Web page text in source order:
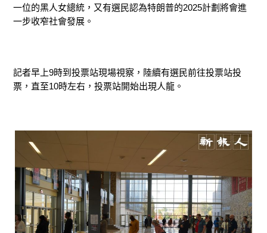
一位的黑人女總統，又有選民認為特朗普的2025計劃將會進
一步收窄社會發展。
記者早上9時到投票站現場視察，陸續有選民前往投票站投
票，直至10時左右，投票站開始出現人龍。